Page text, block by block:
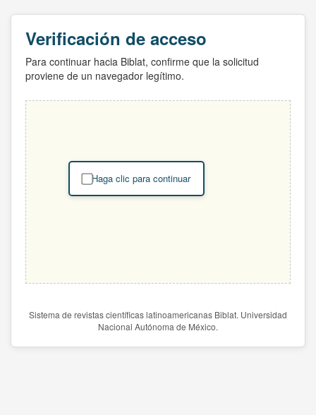
Verificación de acceso
Para continuar hacia Biblat, confirme que la solicitud
proviene de un navegador legítimo.
Haga clic para continuar
Sistema de revistas científicas latinoamericanas Biblat. Universidad
Nacional Autónoma de México.